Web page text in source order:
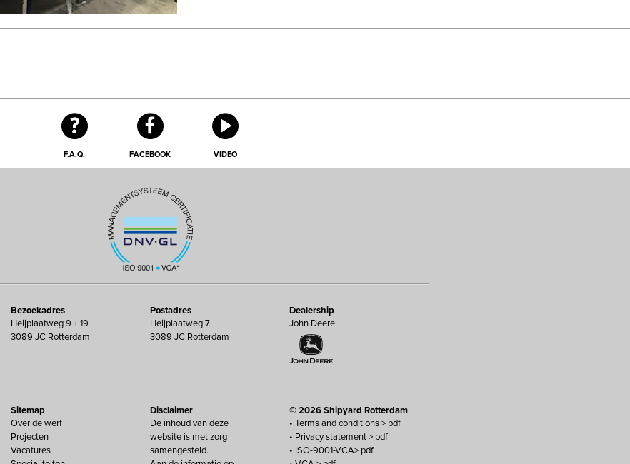
F.A.Q. FACEBOOK VIDEO
Bezoekadres
Heijplaatweg 9 + 19
3089 JC Rotterdam
Postadres
Heijplaatweg 7
3089 JC Rotterdam
Dealership
John Deere
Sitemap
Over de werf
Projecten
Vacatures
Disclaimer
De inhoud van deze
website is met zorg
samengesteld.
© 2026 Shipyard Rotterdam
• Terms and conditions > pdf
• Privacy statement > pdf
• ISO-9001-VCA> pdf